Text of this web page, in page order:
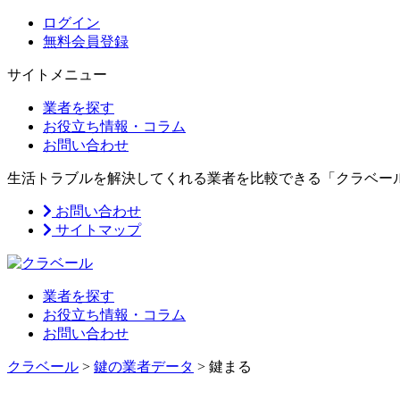
ログイン
無料会員登録
サイトメニュー
業者を探す
お役立ち情報・コラム
お問い合わせ
生活トラブルを解決してくれる業者を比較できる「クラベー
お問い合わせ
サイトマップ
業者を探す
お役立ち情報・コラム
お問い合わせ
クラベール > 鍵の業者データ > 鍵まる